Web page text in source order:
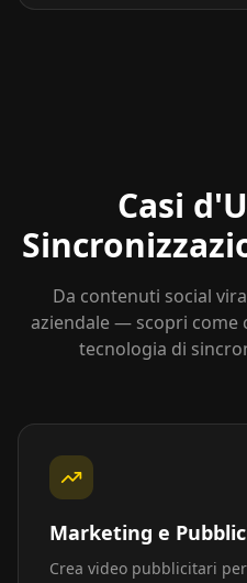
Casi
Da contenuti social
aziendale — scopri come
tecnologia di
Marketing e
Crea video pubblicitari